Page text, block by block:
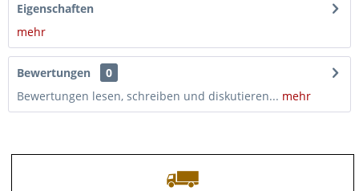
Eigenschaften
mehr
Bewertungen
0
Bewertungen lesen, schreiben und diskutieren... mehr